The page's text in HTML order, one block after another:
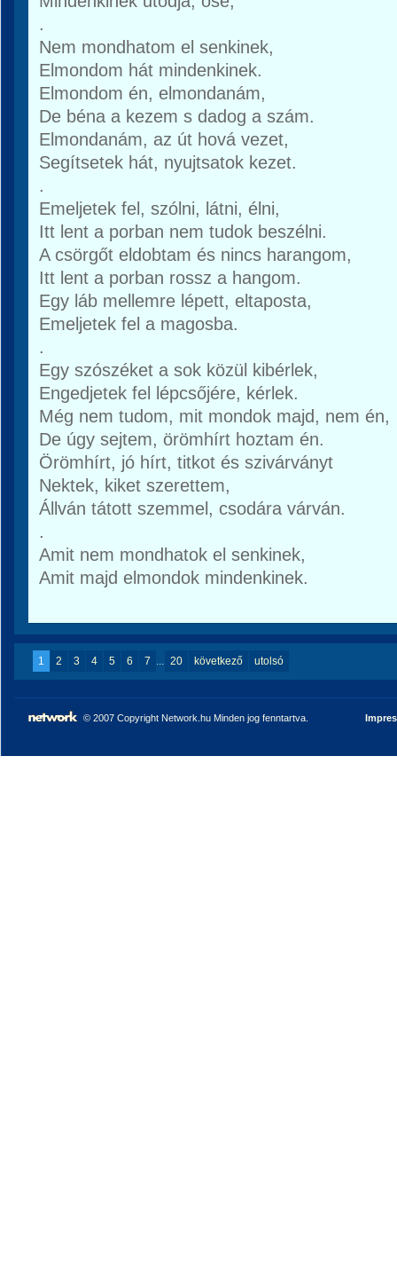
.
Nem mondhatom el senkinek,
Elmondom hát mindenkinek.
Elmondom én, elmondanám,
De béna a kezem s dadog a szám.
Elmondanám, az út hová vezet,
Segítsetek hát, nyujtsatok kezet.
.
Emeljetek fel, szólni, látni, élni,
Itt lent a porban nem tudok beszélni.
A csörgőt eldobtam és nincs harangom,
Itt lent a porban rossz a hangom.
Egy láb mellemre lépett, eltaposta,
Emeljetek fel a magosba.
.
Egy szószéket a sok közül kibérlek,
Engedjetek fel lépcsőjére, kérlek.
Még nem tudom, mit mondok majd, nem én,
De úgy sejtem, örömhírt hoztam én.
Örömhírt, jó hírt, titkot és szivárványt
Nektek, kiket szerettem,
Állván tátott szemmel, csodára várván.
.
Amit nem mondhatok el senkinek,
Amit majd elmondok mindenkinek.
1 2 3 4 5 6 7 ... 20 következő utolsó
© 2007 Copyright Network.hu Minden jog fenntartva.